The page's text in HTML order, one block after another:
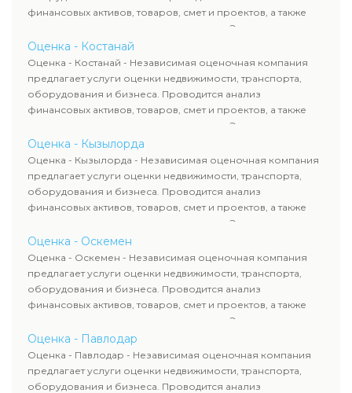
финансовых активов, товаров, смет и проектов, а также
оценка животных и недропользования. Эксперты
определяют рыночную стоимость имущества и
рассчитывают ущерб. Все отчеты соответствуют
требованиям законодательства и используются для
сделок, кредитования и судебных процессов.
Оценка - Костанай
Оценка - Костанай - Независимая оценочная компания
предлагает услуги оценки недвижимости, транспорта,
оборудования и бизнеса. Проводится анализ
финансовых активов, товаров, смет и проектов, а также
оценка животных и недропользования. Эксперты
определяют рыночную стоимость имущества и
рассчитывают ущерб. Все отчеты соответствуют
требованиям законодательства и используются для
сделок, кредитования и судебных процессов.
Оценка - Кызылорда
Оценка - Кызылорда - Независимая оценочная компания
предлагает услуги оценки недвижимости, транспорта,
оборудования и бизнеса. Проводится анализ
финансовых активов, товаров, смет и проектов, а также
оценка животных и недропользования. Эксперты
определяют рыночную стоимость имущества и
рассчитывают ущерб. Все отчеты соответствуют
требованиям законодательства и используются для
сделок, кредитования и судебных процессов.
Оценка - Оскемен
Оценка - Оскемен - Независимая оценочная компания
предлагает услуги оценки недвижимости, транспорта,
оборудования и бизнеса. Проводится анализ
финансовых активов, товаров, смет и проектов, а также
оценка животных и недропользования. Эксперты
определяют рыночную стоимость имущества и
рассчитывают ущерб. Все отчеты соответствуют
требованиям законодательства и используются для
сделок, кредитования и судебных процессов.
Оценка - Павлодар
Оценка - Павлодар - Независимая оценочная компания
предлагает услуги оценки недвижимости, транспорта,
оборудования и бизнеса. Проводится анализ